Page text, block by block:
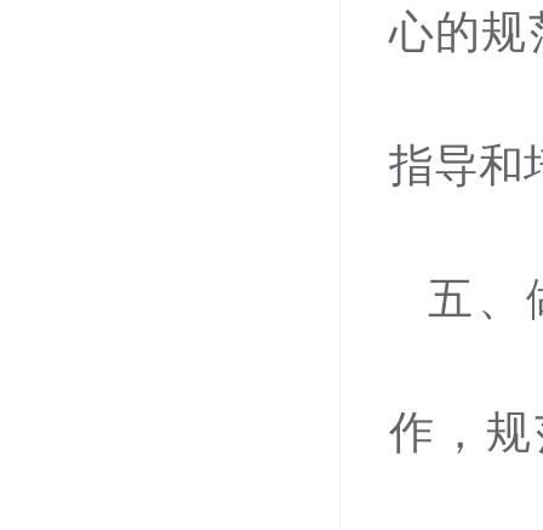
心的规
指导和
五、
作，